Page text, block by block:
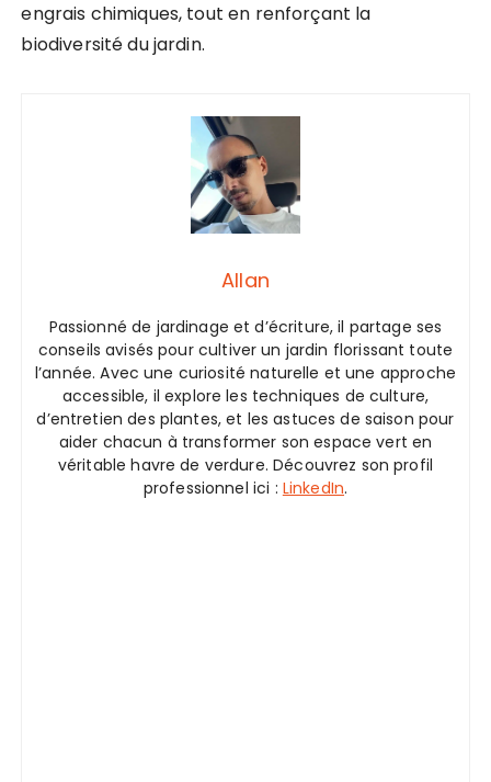
engrais chimiques, tout en renforçant la
biodiversité du jardin.
Allan
Passionné de jardinage et d’écriture, il partage ses
conseils avisés pour cultiver un jardin florissant toute
l’année. Avec une curiosité naturelle et une approche
accessible, il explore les techniques de culture,
d’entretien des plantes, et les astuces de saison pour
aider chacun à transformer son espace vert en
véritable havre de verdure. Découvrez son profil
professionnel ici : LinkedIn.